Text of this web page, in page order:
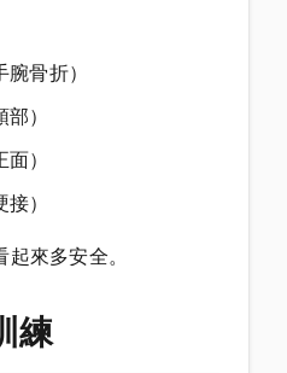
腕骨折）
部）
）
接）
來多安全。
練